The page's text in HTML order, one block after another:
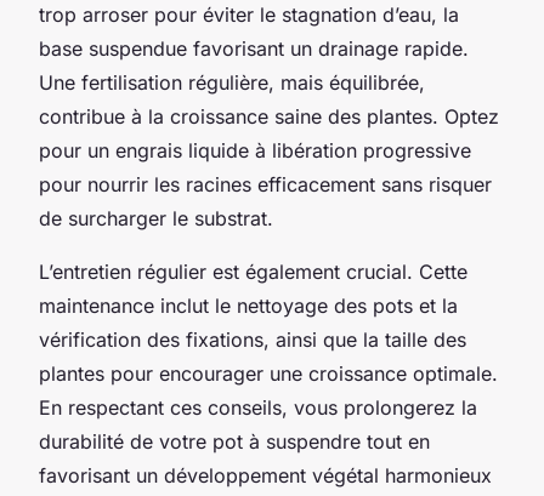
trop arroser pour éviter le stagnation d’eau, la
base suspendue favorisant un drainage rapide.
Une fertilisation régulière, mais équilibrée,
contribue à la croissance saine des plantes. Optez
pour un engrais liquide à libération progressive
pour nourrir les racines efficacement sans risquer
de surcharger le substrat.
L’entretien régulier est également crucial. Cette
maintenance inclut le nettoyage des pots et la
vérification des fixations, ainsi que la taille des
plantes pour encourager une croissance optimale.
En respectant ces conseils, vous prolongerez la
durabilité de votre pot à suspendre tout en
favorisant un développement végétal harmonieux